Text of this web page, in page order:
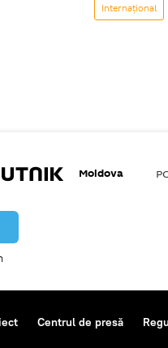
Internațional
Moldova
Centrul de presă